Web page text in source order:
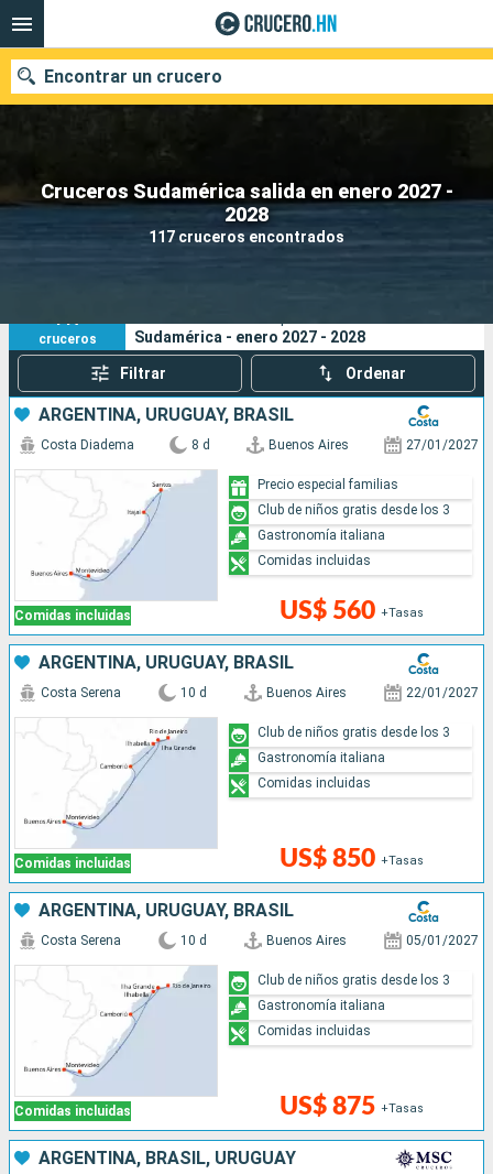
Cruceros Sudamérica salida en enero 2027 -
2028
117 cruceros encontrados
Encontrar un crucero
Nuestros destinos
Fecha de salida
Buscar
117
cruceros
Sudamérica - enero 2027 - 2028
Filtrar Ordenar
ARGENTINA, URUGUAY, BRASIL
Comidas incluidas
Costa Diadema 8 d Buenos Aires 27/01/2027
US$ 560 +Tasas
Precio especial familias
Club de niños gratis desde los 3
Gastronomía italiana
Comidas incluidas
ARGENTINA, URUGUAY, BRASIL
Comidas incluidas
Costa Serena 10 d Buenos Aires 22/01/2027
US$ 850 +Tasas
Club de niños gratis desde los 3
Gastronomía italiana
Comidas incluidas
ARGENTINA, URUGUAY, BRASIL
Comidas incluidas
Costa Serena 10 d Buenos Aires 05/01/2027
US$ 875 +Tasas
Club de niños gratis desde los 3
Gastronomía italiana
Comidas incluidas
ARGENTINA, BRASIL, URUGUAY